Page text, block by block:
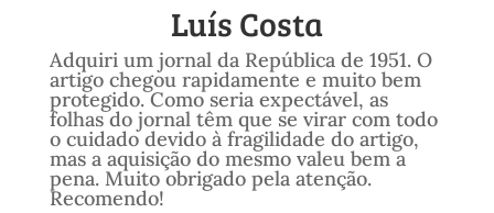
Luís Costa
Adquiri um jornal da República de 1951. O
artigo chegou rapidamente e muito bem
protegido. Como seria expectável, as
folhas do jornal têm que se virar com todo
o cuidado devido à fragilidade do artigo,
mas a aquisição do mesmo valeu bem a
pena. Muito obrigado pela atenção.
Recomendo!